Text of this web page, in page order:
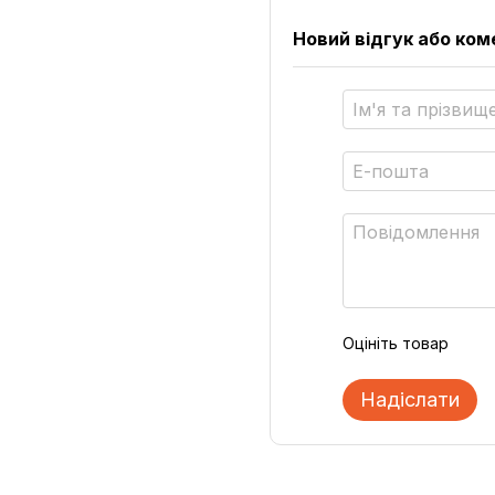
Новий відгук або
Оцініть товар
Надіслати